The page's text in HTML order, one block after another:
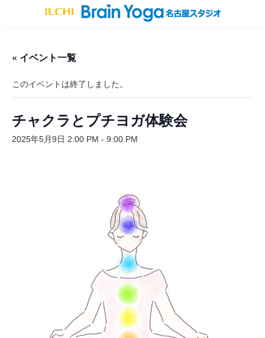
« イベント一覧
このイベントは終了しました。
チャクラとプチヨガ体験会
2025年5月9日 2:00 PM - 9:00 PM